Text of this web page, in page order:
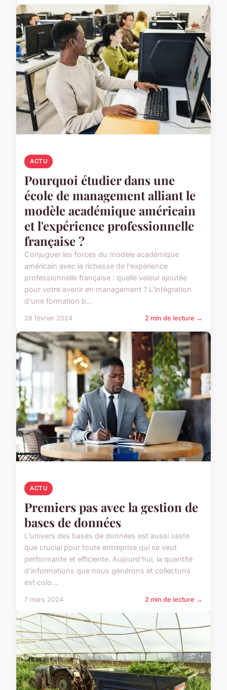
ACTU
Pourquoi étudier dans une
école de management alliant le
modèle académique américain
et l'expérience professionnelle
française ?
Conjuguer les forces du modèle académique
américain avec la richesse de l'expérience
professionnelle française : quelle valeur ajoutée
pour votre avenir en management ? L'intégration
d'une formation b...
28 février 2024 2 min de lecture →
ACTU
Premiers pas avec la gestion de
bases de données
L'univers des bases de données est aussi vaste
que crucial pour toute entreprise qui se veut
performante et efficiente. Aujourd'hui, la quantité
d'informations que nous générons et collectons
est colo...
7 mars 2024 2 min de lecture →